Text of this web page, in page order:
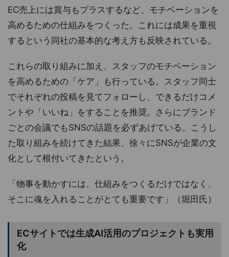
EC売上には賞与もプラスするなど、モチベーションを
高めるための仕組みをつくった。これには成果を重視
するという同社の基本的な考え方も反映されている。
これらの取り組みに加え、スタッフのモチベーション
を高めるための「ケア」も行っている。スタッフ同士
でそれぞれの投稿を見てフォローし、できるだけコメ
ントや「いいね」をすることを推奨。さらにブランド
ごとの会議でもSNSの話題を必ずあげている。こうし
た取り組みを続けてきた結果、徐々にSNSが企業の文
化として根付いてきたという。
「物事を動かすには、仕組みをつくるだけではなく、
そこに魂を入れることがとても重要です」（堀田氏）
ECサイトでは生成AI活用のプロジェクトも実用
化